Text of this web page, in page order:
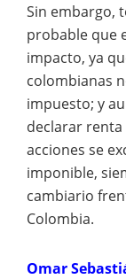
Sin embargo,
probable que
impacto, ya
colombianas
impuesto; y
declarar renta
acciones se
imponible,
cambiario
Colombia.
Omar